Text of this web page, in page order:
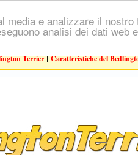
e analizzare il
analisi dei dati web
Terrier|Caratteristiche del